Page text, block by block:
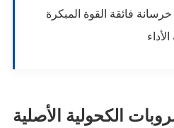
فائقة القوة المبكرة
الكحولية الأصلية